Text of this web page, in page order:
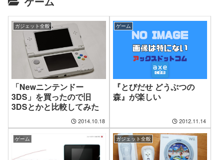
ガジェット全般
「Newニンテンドー
3DS」を買ったので旧
3DSとかと比較してみた
2014.10.18
ゲーム
『とびだせ どうぶつの
森』が楽しい
2012.11.14
ゲーム ガジェット全般